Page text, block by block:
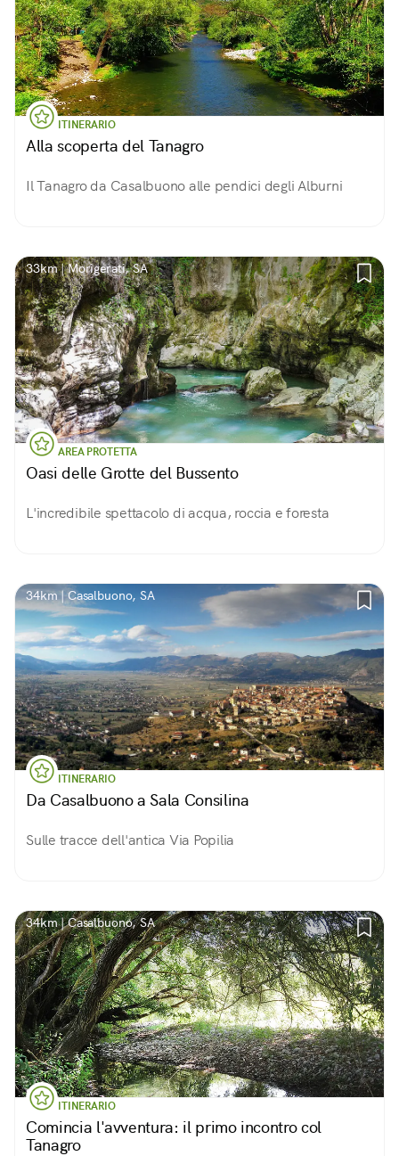
ITINERARIO
Alla scoperta del Tanagro
Il Tanagro da Casalbuono alle pendici degli Alburni
33km | Morigerati, SA
AREA PROTETTA
Oasi delle Grotte del Bussento
L'incredibile spettacolo di acqua, roccia e foresta
34km | Casalbuono, SA
ITINERARIO
Da Casalbuono a Sala Consilina
Sulle tracce dell'antica Via Popilia
34km | Casalbuono, SA
ITINERARIO
Comincia l'avventura: il primo incontro col
Tanagro